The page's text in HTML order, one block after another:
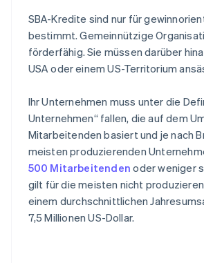
SBA-Kredite sind nur für
bestimmt. Gemeinnützige
förderfähig. Sie müssen darüber
USA oder einem US-Territorium
Ihr Unternehmen muss unter die
Unternehmen“ fallen, die auf dem
Mitarbeitenden basiert und je nach
meisten produzierenden
500 Mitarbeitenden oder weniger
gilt für die meisten nicht
einem durchschnittlichen
7,5 Millionen US-Dollar.